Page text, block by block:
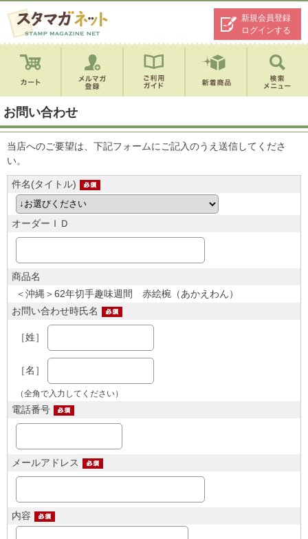
新規会員登録
ログインする
お問い合わせ
当店へのご要望は、下記フォームにご記入のうえ送信してくださ
い。
件名(タイトル)
オーダーＩＤ
商品名
＜沖縄＞62年切手趣味週間 赤絵椀（あかえわん）
お問い合わせ時氏名
［姓］
［名］
（全角で入力してください）
電話番号
メールアドレス
内容